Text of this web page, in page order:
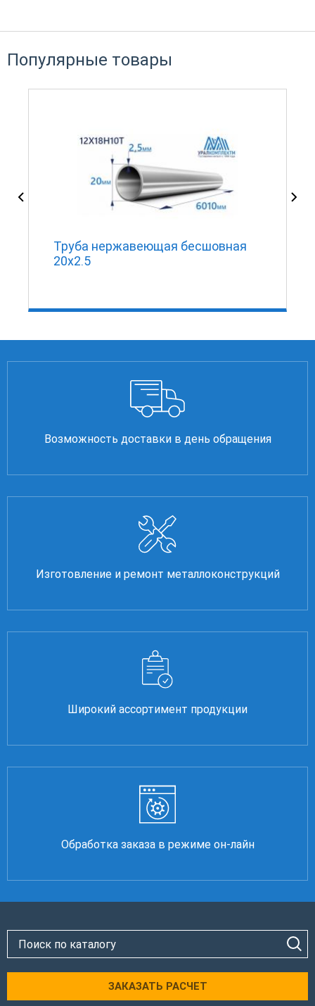
Популярные товары
Труба нержавеющая бесшовная
20х2.5
Возможность доставки в день обращения
Изготовление и ремонт металлоконструкций
Широкий ассортимент продукции
Обработка заказа в режиме он-лайн
ЗАКАЗАТЬ РАСЧЕТ